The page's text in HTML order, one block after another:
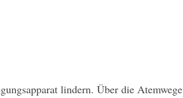
lindern. Über die Atemwege